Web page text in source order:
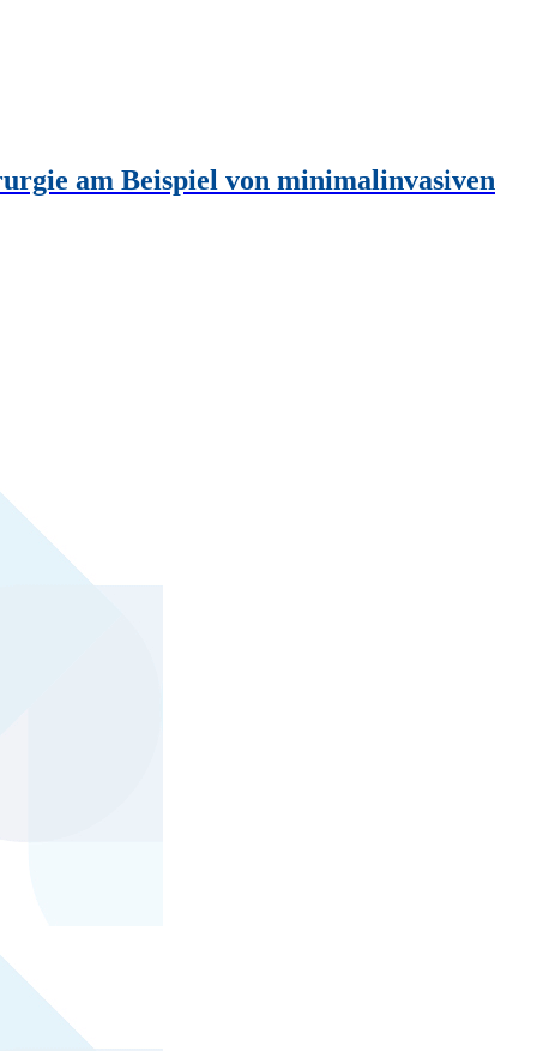
am Beispiel von minimalinvasiven